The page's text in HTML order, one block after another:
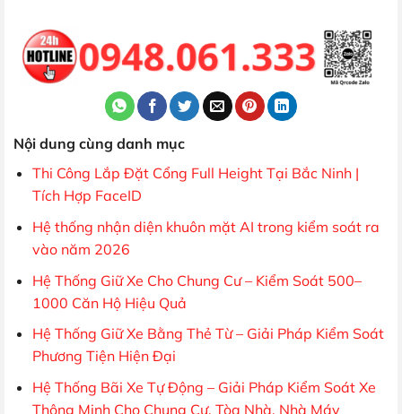
Nội dung cùng danh mục
Thi Công Lắp Đặt Cổng Full Height Tại Bắc Ninh |
Tích Hợp FaceID
Hệ thống nhận diện khuôn mặt AI trong kiểm soát ra
vào năm 2026
Hệ Thống Giữ Xe Cho Chung Cư – Kiểm Soát 500–
1000 Căn Hộ Hiệu Quả
Hệ Thống Giữ Xe Bằng Thẻ Từ – Giải Pháp Kiểm Soát
Phương Tiện Hiện Đại
Hệ Thống Bãi Xe Tự Động – Giải Pháp Kiểm Soát Xe
Thông Minh Cho Chung Cư, Tòa Nhà, Nhà Máy